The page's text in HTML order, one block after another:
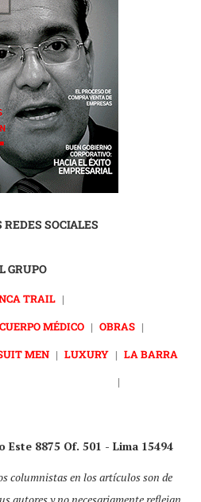
SOCIALES
GRUPO
TRAIL |
CUERPO MÉDICO | OBRAS |
MEN | LUXURY | LA BARRA
|
Este 8875 Of. 501 - Lima 15494
columnistas en los artículos son de